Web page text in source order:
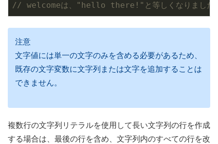
// welcomeは、"hello there!"と等しくなりました
注意
文字値には単一の文字のみを含める必要があるため、
既存の文字変数に文字列または文字を追加することは
できません。
複数行の文字列リテラルを使用して長い文字列の行を作成
する場合は、最後の行を含め、文字列内のすべての行を改